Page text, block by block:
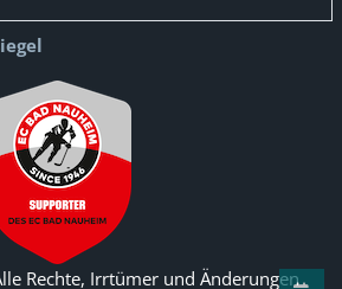
Rechte, Irrtümer und Änderungen